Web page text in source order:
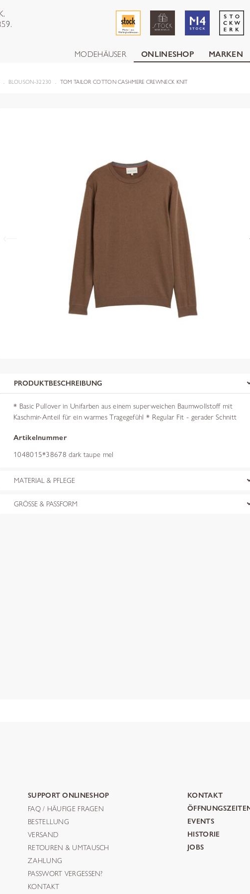
MODEHÄUSER ONLINESHOP MARKEN
BLOUSON-32230 TOM TAILOR COTTON CASHMERE CREWNECK KNIT
PRODUKTBESCHREIBUNG
* Basic Pullover in Unifarben aus einem superweichen Baumwollstoff mit
Kaschmir-Anteil für ein warmes Tragegefühl * Regular Fit - gerader Schnitt
Artikelnummer
1048015*38678 dark taupe mel
MATERIAL & PFLEGE
GRÖSSE & PASSFORM
SUPPORT ONLINESHOP
FAQ / HÄUFIGE FRAGEN
BESTELLUNG
VERSAND
RETOUREN & UMTAUSCH
ZAHLUNG
PASSWORT VERGESSEN?
KONTAKT
KONTAKT
EVENTS
HISTORIE
JOBS